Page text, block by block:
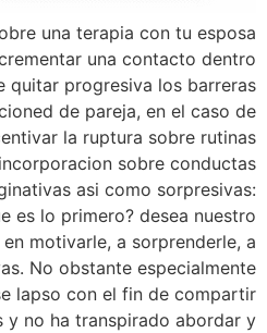
una terapia con tu esposa
una contacto dentro
quitar progresiva los barreras
de pareja, en el caso de
la ruptura sobre rutinas
sobre conductas
asi­ como sorpresivas:
es lo primero? desea nuestro
motivarle, a sorprenderle, a
No obstante especialmente
lapso con el fin de compartir
y no ha transpirado abordar y